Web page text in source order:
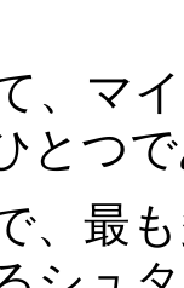
、マ
とつ
、最